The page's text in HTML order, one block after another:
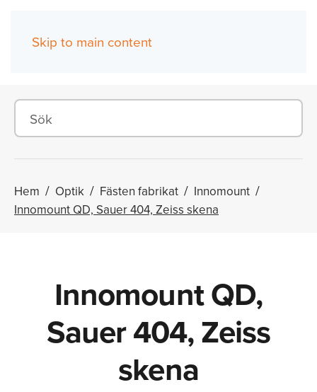
Skip to main content
Hem Optik Fästen fabrikat
Innomount
Innomount QD, Sauer 404, Zeiss skena
Innomount QD,
Sauer 404, Zeiss
skena